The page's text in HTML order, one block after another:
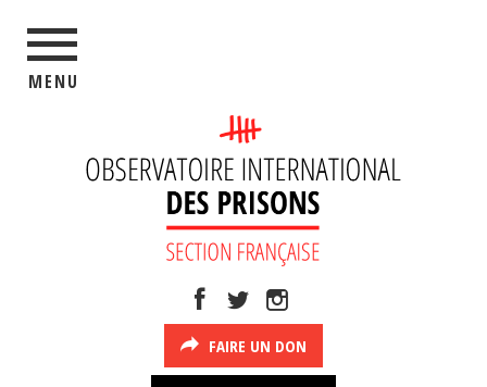
MENU
FAIRE UN DON